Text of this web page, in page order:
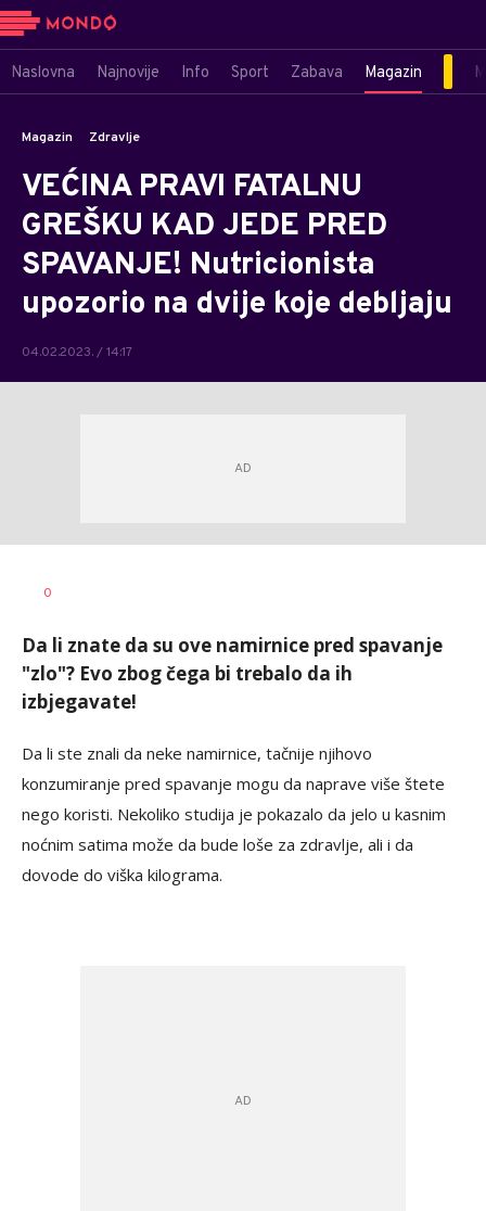
Naslovna Najnovije Info Sport Zabava Magazin
Magazin Zdravlje
VEĆINA PRAVI FATALNU
GREŠKU KAD JEDE PRED
SPAVANJE! Nutricionista
upozorio na dvije koje debljaju
04.02.2023. / 14:17
AUTOR
0
Da li znate da su ove namirnice pred spavanje
"zlo"? Evo zbog čega bi trebalo da ih
izbjegavate!
Da li ste znali da neke namirnice, tačnije njihovo
konzumiranje pred spavanje mogu da naprave više štete
nego koristi. Nekoliko studija je pokazalo da jelo u kasnim
noćnim satima može da bude loše za zdravlje, ali i da
dovode do viška kilograma.